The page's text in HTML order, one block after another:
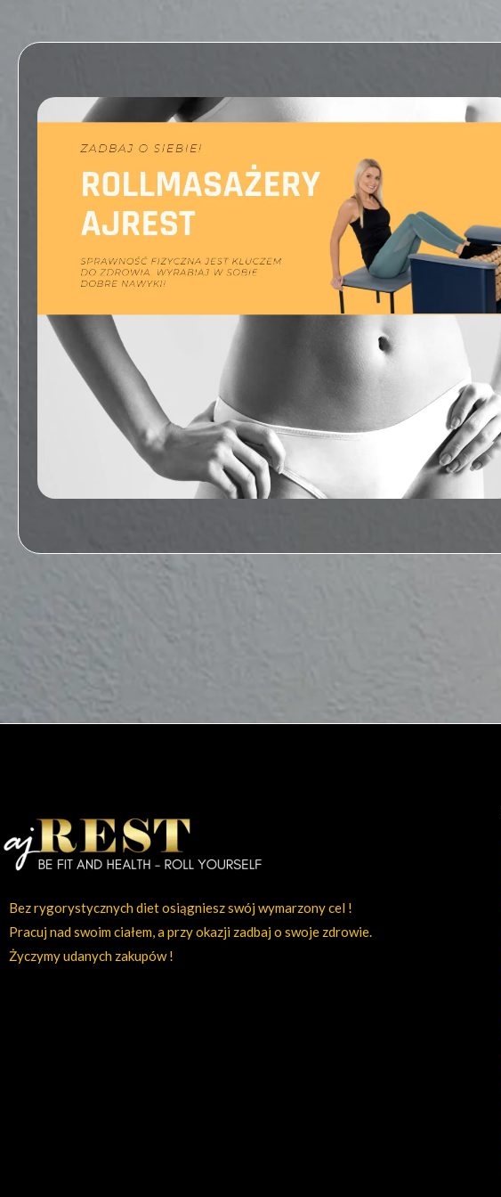
Bez rygorystycznych diet osiągniesz swój wymarzony cel !
Pracuj nad swoim ciałem, a przy okazji zadbaj o swoje zdrowie.
Życzymy udanych zakupów !